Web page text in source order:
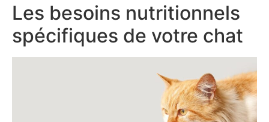
Les besoins nutritionnels
spécifiques de votre chat